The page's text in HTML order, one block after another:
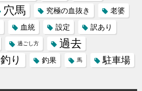
穴馬 究極の血抜き
老婆
血統 設定 訳あり
過ごし方 過去
釣り 釣果 馬 駐車場